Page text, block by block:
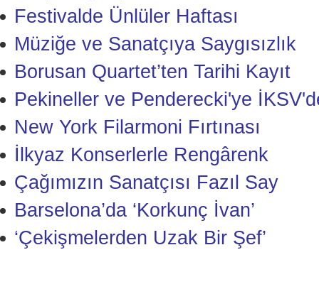
Festivalde Ünlüler Haftası
Müziğe ve Sanatçıya Saygısızlık
Borusan Quartet’ten Tarihi Kayıt
Pekineller ve Penderecki'ye
New York Filarmoni Fırtınası
İlkyaz Konserlerle Rengârenk
Çağımızın Sanatçısı Fazıl Say
Barselona’da ‘Korkunç İvan’
‘Çekişmelerden Uzak Bir Şef’